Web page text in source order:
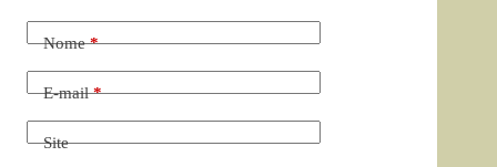
Nome*
E-mail*
Site